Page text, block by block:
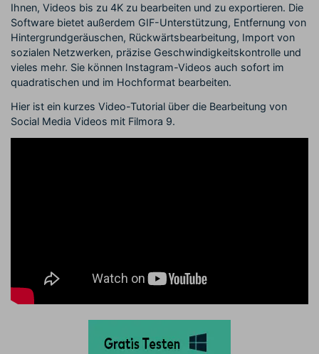
Ihnen, Videos bis zu 4K zu bearbeiten und zu exportieren. Die
Software bietet außerdem GIF-Unterstützung, Entfernung von
Hintergrundgeräuschen, Rückwärtsbearbeitung, Import von
sozialen Netzwerken, präzise Geschwindigkeitskontrolle und
vieles mehr. Sie können Instagram-Videos auch sofort im
quadratischen und im Hochformat bearbeiten.
Hier ist ein kurzes Video-Tutorial über die Bearbeitung von
Social Media Videos mit Filmora 9.